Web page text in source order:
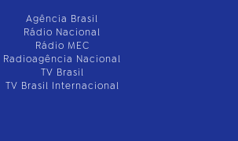
Agência Brasil
Rádio Nacional
Rádio MEC
Radioagência Nacional
TV Brasil
TV Brasil Internacional